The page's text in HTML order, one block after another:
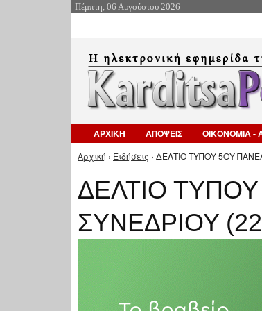
Πέμπτη, 06 Αυγούστου 2026
ΑΡΧΙΚΗ ΑΠΟΨΕΙΣ ΟΙΚΟΝΟΜΙΑ -
Είστε εδώ
Αρχική › Ειδήσεις › ΔΕΛΤΙΟ ΤΥΠΟΥ 5ΟΥ
ΔΕΛΤΙΟ
ΣΥΝΕΔΡΙΟΥ